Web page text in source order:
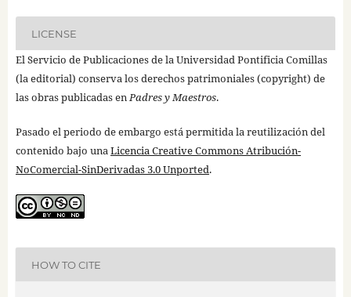
LICENSE
El Servicio de Publicaciones de la Universidad Pontificia Comillas
(la editorial) conserva los derechos patrimoniales (copyright) de
las obras publicadas enPadres y Maestros.
Pasado el periodo de embargo está permitida la reutilización del
contenido bajo unaLicencia Creative Commons Atribución-
NoComercial-SinDerivadas 3.0 Unported.
HOW TO CITE